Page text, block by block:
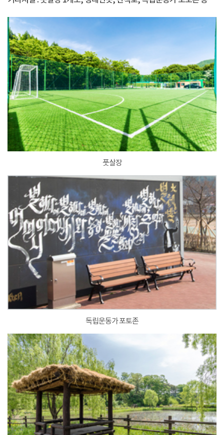
풋살장
독립운동가 포토존